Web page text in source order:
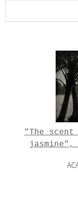
"The
jasmine",